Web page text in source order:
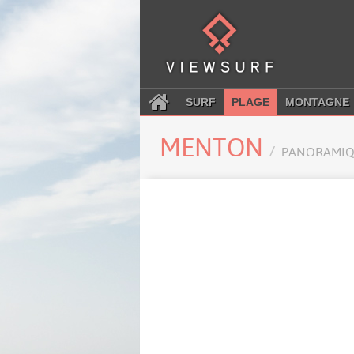
SURF PLAGE MONTAGNE
MENTON